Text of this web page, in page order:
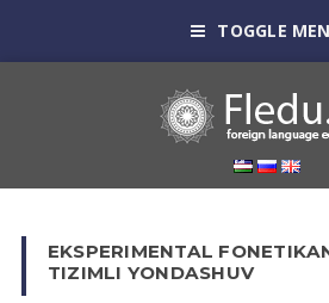
TOGGLE
EKSPERIMENTAL
TIZIMLI YONDASHUV